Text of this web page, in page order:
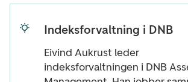
Indeksforvaltning i DNB
Eivind Aukrust leder
indeksforvaltningen i DNB